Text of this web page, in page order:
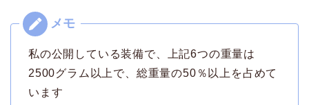
私の公開している装備で、上記6つの重量は
2500グラム以上で、総重量の50％以上を占めて
います